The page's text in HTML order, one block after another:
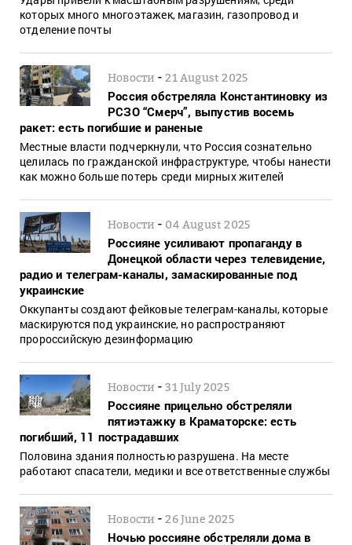
которых много многоэтажек, магазин, газопровод и
отделение почты
Новости -21 August 2025
Россия обстреляла Константиновку из
РСЗО “Смерч”, выпустив восемь
ракет: есть погибшие и раненые
Местные власти подчеркнули, что Россия сознательно
целилась по гражданской инфраструктуре, чтобы нанести
как можно больше потерь среди мирных жителей
Новости - 04 August 2025
Россияне усиливают пропаганду в
Донецкой области через телевидение,
радио и телеграм-каналы, замаскированные под
украинские
Оккупанты создают фейковые телеграм-каналы, которые
маскируются под украинские, но распространяют
пророссийскую дезинформацию
Новости -31 July 2025
Россияне прицельно обстреляли
пятиэтажку в Краматорске: есть
погибший, 11 пострадавших
Половина здания полностью разрушена. На месте
работают спасатели, медики и все ответственные службы
Новости -26 June 2025
Ночью россияне обстреляли дома в